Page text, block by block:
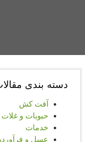
دسته بندی
آفت کش
حبوبات و غلات
خدمات
عسل و